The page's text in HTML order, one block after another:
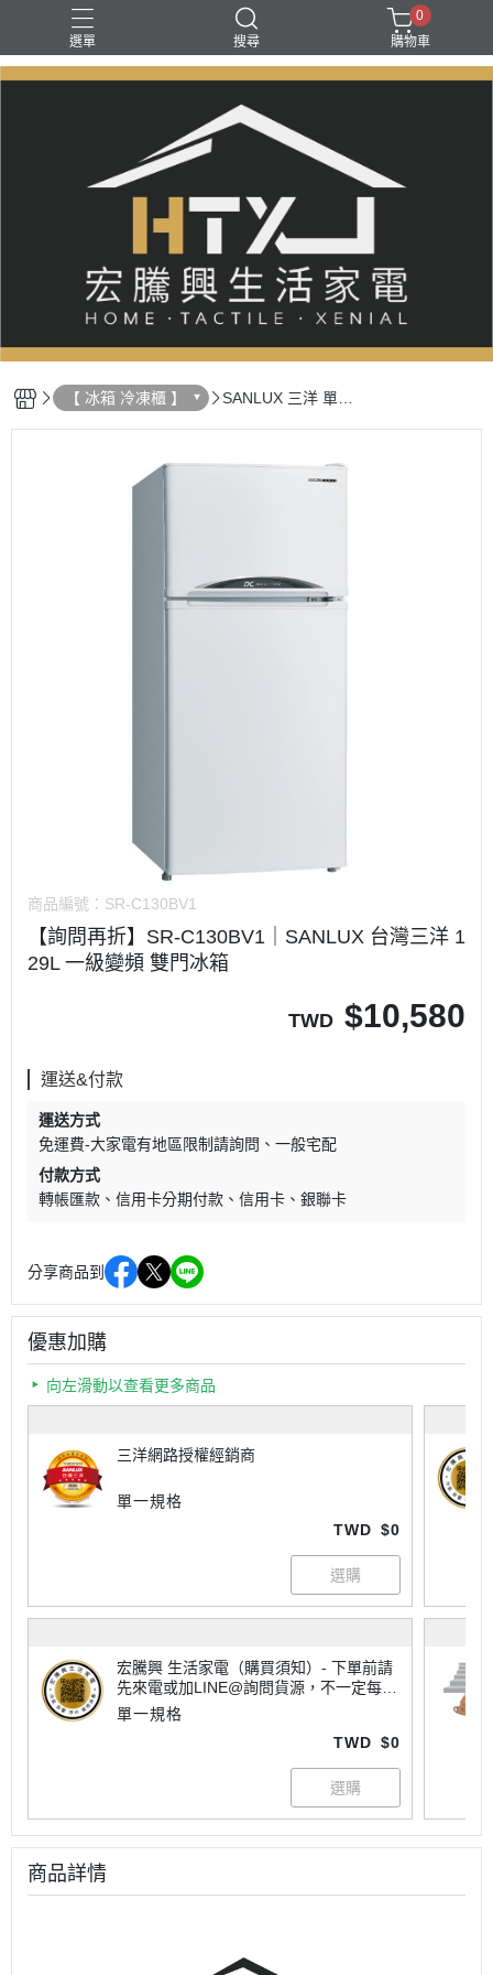
選單 搜尋
0
購物車
【 冰箱 冷凍櫃 】
SANLUX 三洋 單門
商品編號： SR-C130BV1
【詢問再折】SR-C130BV1｜SANLUX 台灣三洋 1
29L 一級變頻 雙門冰箱
TWD $10,580
運送&付款
運送方式
免運費-大家電有地區限制請詢問
一般宅配
付款方式
轉帳匯款
信用卡分期付款 信用卡 銀聯卡
分享商品到
優惠加購
向左滑動以查看更多商品
三洋網路授權經銷商
單一規格
TWD $0
宏騰興 生活家電（購買須知）- 下單前請
先來電或加LINE@詢問貨源，不一定每樣
商品都有現貨喔！大家電有配送地區限制
請詢問運費，不一定每個商品都免運唷~
單一規格
TWD $0
商品詳情